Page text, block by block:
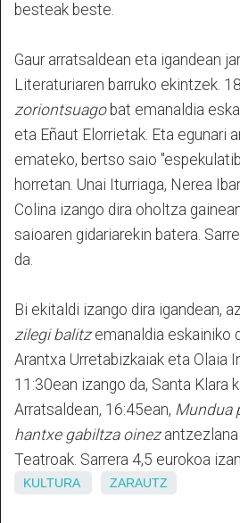
besteak beste.
Gaur arratsaldean eta igandean
Literaturiaren barruko ekintzek.
zoriontsuagobat emanaldia
eta Eñaut Elorrietak. Eta egunari
emateko, bertso saio
horretan. Unai Iturriaga, Nerea
Colina izango dira oholtza
saioaren gidariarekin batera.
da.
Bi ekitaldi izango dira igandean,
zilegi balitzemanaldia eskainiko
Arantxa Urretabizkaiak eta Olaia
11:30ean izango da, Santa Klara
Arratsaldean, 16:45ean, Mundua
hantxe gabiltza oinezantzezlana
Teatroak. Sarrera 4,5 eurokoa
KULTURA ZARAUTZ